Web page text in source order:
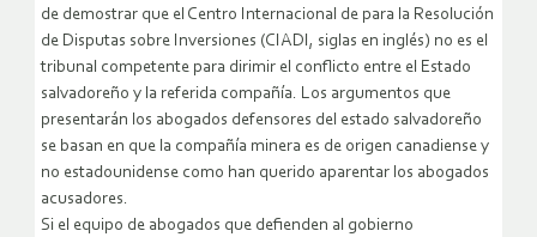
de demostrar que el Centro Internacional de para la Resolución
de Disputas sobre Inversiones (CIADI, siglas en inglés) no es el
tribunal competente para dirimir el conflicto entre el Estado
salvadoreño y la referida compañía. Los argumentos que
presentarán los abogados defensores del estado salvadoreño
se basan en que la compañía minera es de origen canadiense y
no estadounidense como han querido aparentar los abogados
acusadores.
Si el equipo de abogados que defienden al gobierno